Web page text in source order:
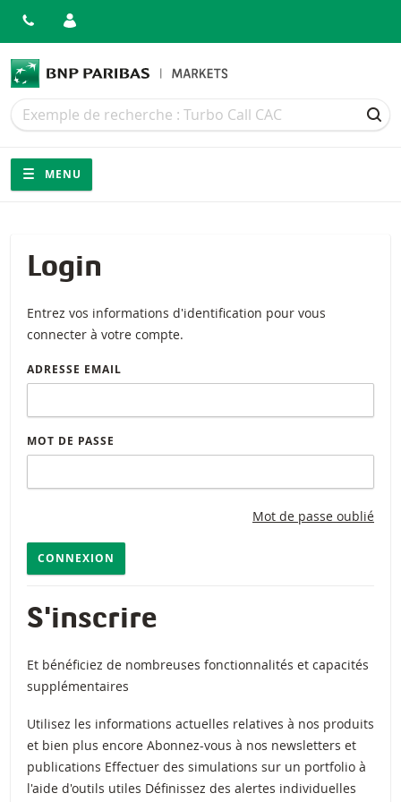
Recherche
Recherche
Navigation
Navigation sur le site
MENU
Login
Entrez vos informations d'identification pour vous
connecter à votre compte.
ADRESSE EMAIL
MOT DE PASSE
Mot de passe oublié
CONNEXION
S'inscrire
Et bénéficiez de nombreuses fonctionnalités et capacités
supplémentaires
Utilisez les informations actuelles relatives à nos produits
et bien plus encore Abonnez-vous à nos newsletters et
publications Effectuer des simulations sur un portfolio à
l'aide d'outils utiles Définissez des alertes individuelles